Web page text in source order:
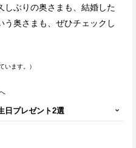
しぶりの奥さまも、結婚した
う奥さまも、ぜひチェックし
います。）
日プレゼント2選